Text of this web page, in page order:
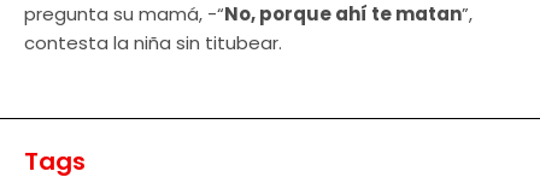
pregunta su mamá, -“No, porque ahí te matan”,
contesta la niña sin titubear.
Tags